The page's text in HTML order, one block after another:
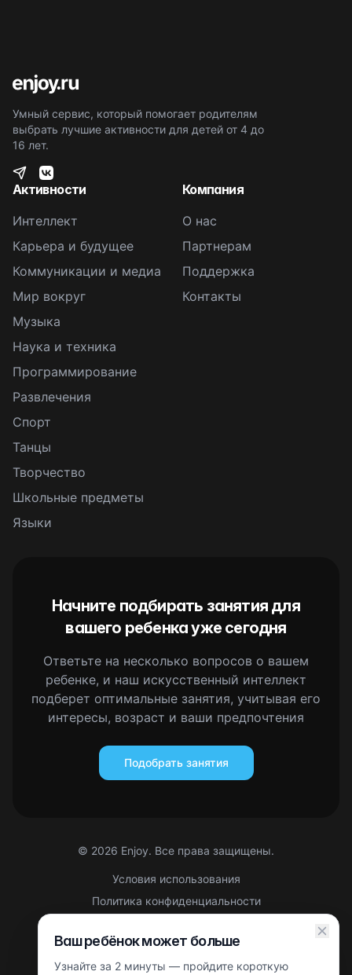
Умный сервис, который помогает родителям
выбрать лучшие активности для детей от 4 до
16 лет.
Активности
Интеллект
Карьера и будущее
Коммуникации и медиа
Мир вокруг
Музыка
Наука и техника
Программирование
Развлечения
Спорт
Танцы
Творчество
Школьные предметы
Языки
Компания
О нас
Партнерам
Поддержка
Контакты
Начните подбирать занятия для
вашего ребенка уже сегодня
Ответьте на несколько вопросов о вашем
ребенке, и наш искусственный интеллект
подберет оптимальные занятия, учитывая его
интересы, возраст и ваши предпочтения
Подобрать занятия
© 2026 Enjoy. Все права защищены.
Условия использования
Политика конфиденциальности
Партнерская оферта
Этот сайт защищен reCAPTCHA. Применяются Политика
Ваш ребёнок может больше
Узнайте за 2 минуты — пройдите короткую